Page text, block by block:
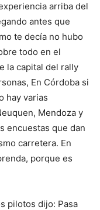
arriba del
antes que
te decía no hubo
todo en el
la capital del rally
En Córdoba si
hay varias
Mendoza y
encuestas que dan
carretera. En
porque es
pilotos dijo: Pasa